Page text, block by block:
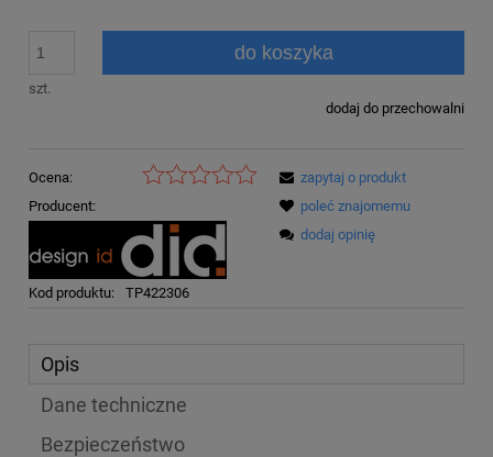
szt.
do koszyka
dodaj do przechowalni
Ocena:
Producent:
Kod produktu: TP422306
zapytaj o produkt
poleć znajomemu
dodaj opinię
Opis
Dane techniczne
Bezpieczeństwo